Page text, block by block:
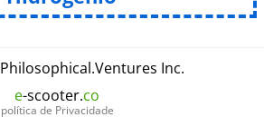
Philosophical.Ventures Inc.
e-scooter.co
política de Privacidade